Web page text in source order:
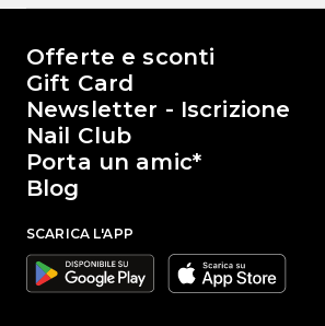
Il mondo di Passione
Offerte e sconti
Gift Card
Newsletter - Iscrizione
Nail Club
Porta un amic*
Blog
SCARICA L'APP
Google Apple